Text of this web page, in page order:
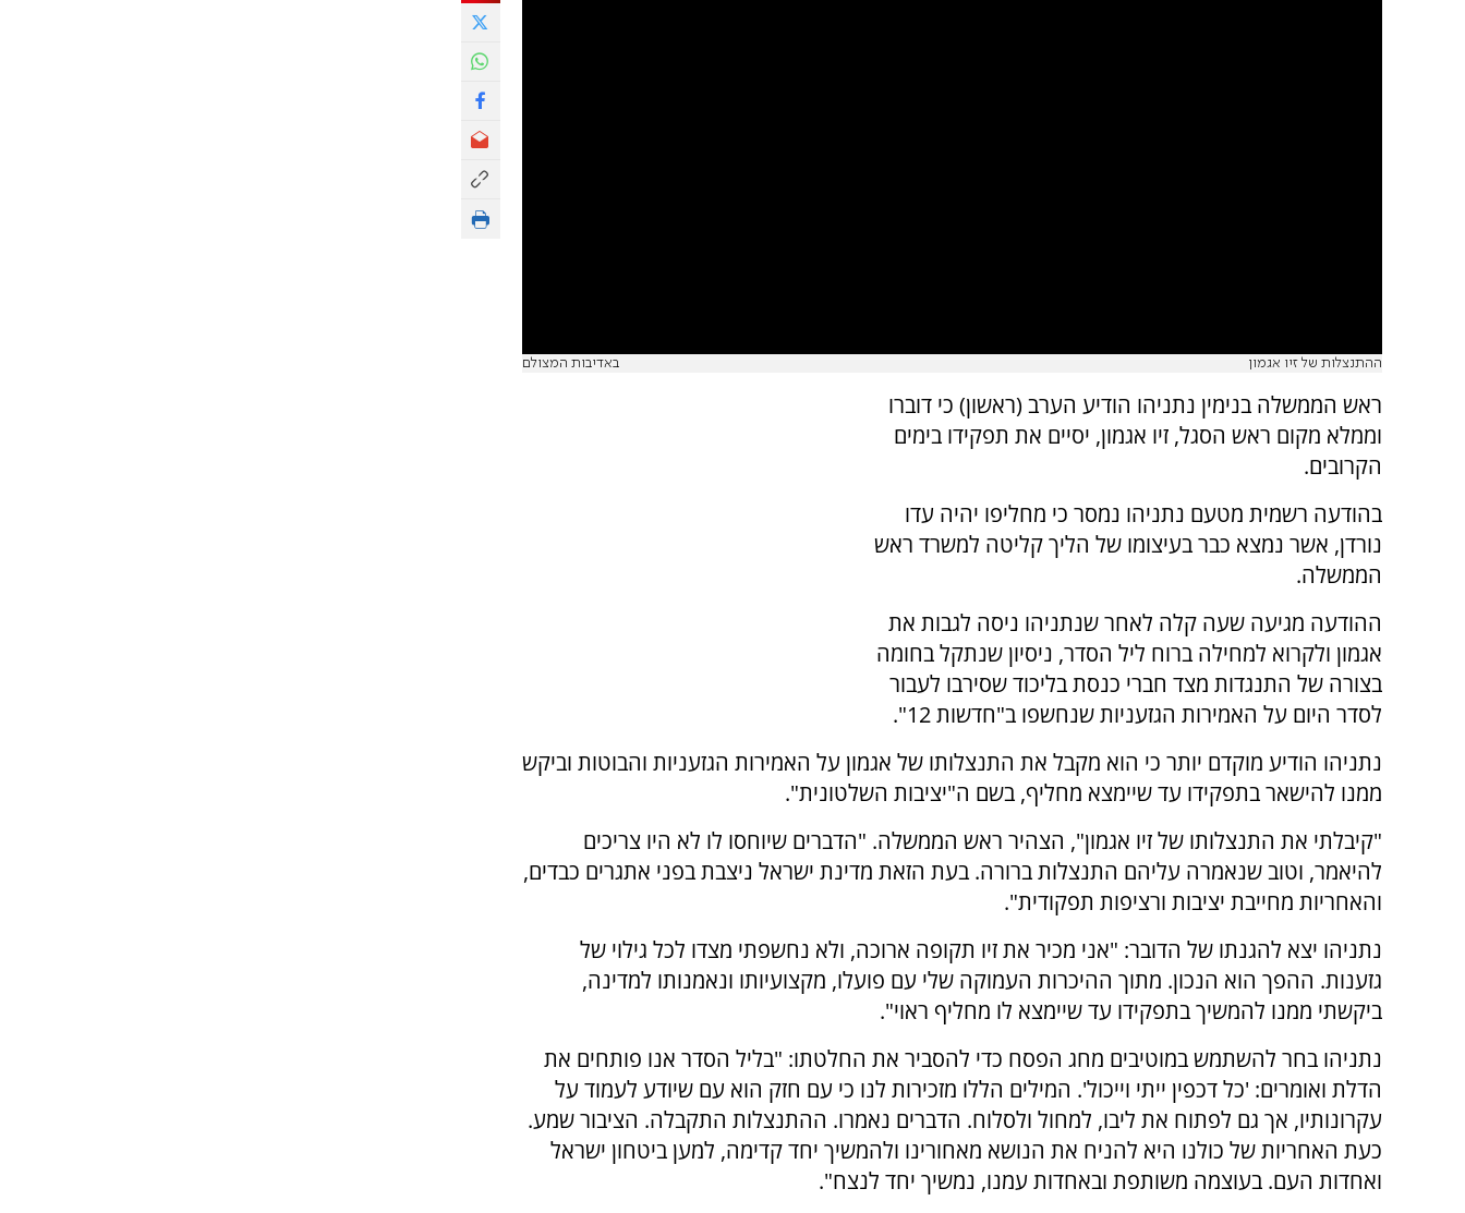
ההתנצלות של זיו אגמון באדיבות המצולם
ראש הממשלה בנימין נתניהו הודיע הערב (ראשון) כי דוברו
וממלא מקום ראש הסגל, זיו אגמון, יסיים את תפקידו בימים
הקרובים.
בהודעה רשמית מטעם נתניהו נמסר כי מחליפו יהיה עדו
נורדן, אשר נמצא כבר בעיצומו של הליך קליטה למשרד ראש
הממשלה.
ההודעה מגיעה שעה קלה לאחר שנתניהו ניסה לגבות את
אגמון ולקרוא למחילה ברוח ליל הסדר, ניסיון שנתקל בחומה
בצורה של התנגדות מצד חברי כנסת בליכוד שסירבו לעבור
לסדר היום על האמירות הגזעניות שנחשפו ב"חדשות 12".
נתניהו הודיע מוקדם יותר כי הוא מקבל את התנצלותו של אגמון על האמירות הגזעניות והבוטות וביקש
ממנו להישאר בתפקידו עד שיימצא מחליף, בשם ה"יציבות השלטונית".
"קיבלתי את התנצלותו של זיו אגמון", הצהיר ראש הממשלה. "הדברים שיוחסו לו לא היו צריכים
להיאמר, וטוב שנאמרה עליהם התנצלות ברורה. בעת הזאת מדינת ישראל ניצבת בפני אתגרים כבדים,
והאחריות מחייבת יציבות ורציפות תפקודית".
נתניהו יצא להגנתו של הדובר: "אני מכיר את זיו תקופה ארוכה, ולא נחשפתי מצדו לכל גילוי של
גזענות. ההפך הוא הנכון. מתוך ההיכרות העמוקה שלי עם פועלו, מקצועיותו ונאמנותו למדינה,
ביקשתי ממנו להמשיך בתפקידו עד שיימצא לו מחליף ראוי".
נתניהו בחר להשתמש במוטיבים מחג הפסח כדי להסביר את החלטתו: "בליל הסדר אנו פותחים את
הדלת ואומרים: 'כל דכפין ייתי וייכול'. המילים הללו מזכירות לנו כי עם חזק הוא עם שיודע לעמוד על
עקרונותיו, אך גם לפתוח את ליבו, למחול ולסלוח. הדברים נאמרו. ההתנצלות התקבלה. הציבור שמע.
כעת האחריות של כולנו היא להניח את הנושא מאחורינו ולהמשיך יחד קדימה, למען ביטחון ישראל
ואחדות העם. בעוצמה משותפת ובאחדות עמנו, נמשיך יחד לנצח".